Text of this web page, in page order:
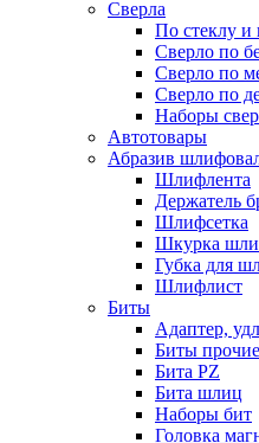
Сверла
По стеклу и
Сверло по
Сверло по
Сверло по
Наборы
Автотовары
Абразив
Шлифлента
Держатель
Шлифсетка
Шкурка
Губка для
Шлифлист
Биты
Адаптер,
Биты прочие
Бита PZ
Бита шлиц
Наборы бит
Головка